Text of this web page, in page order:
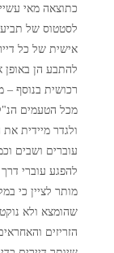
כתוצאה מאי
לסטטוס של
אישית של כל
להתבע הן באופן
רכושית בנוסף –
מכל הטעמים
ולגדר מיידית
עוברים ושבים
להפגע עוברי דרך
מותר לציין כי
שהומצא ולא
הזריזים